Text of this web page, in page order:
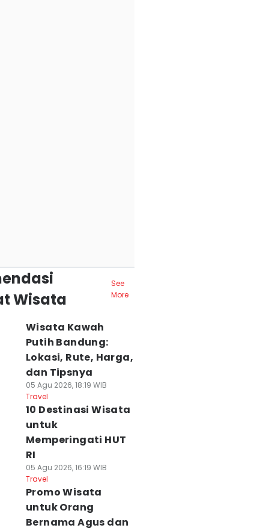
Wisata
See
More
Wisata Kawah
Putih Bandung:
Lokasi, Rute, Harga,
dan Tipsnya
05 Agu 2026, 18:19 WIB
Travel
10 Destinasi Wisata
untuk
Memperingati HUT
RI
05 Agu 2026, 16:19 WIB
Travel
Promo Wisata
untuk Orang
Bernama Agus dan